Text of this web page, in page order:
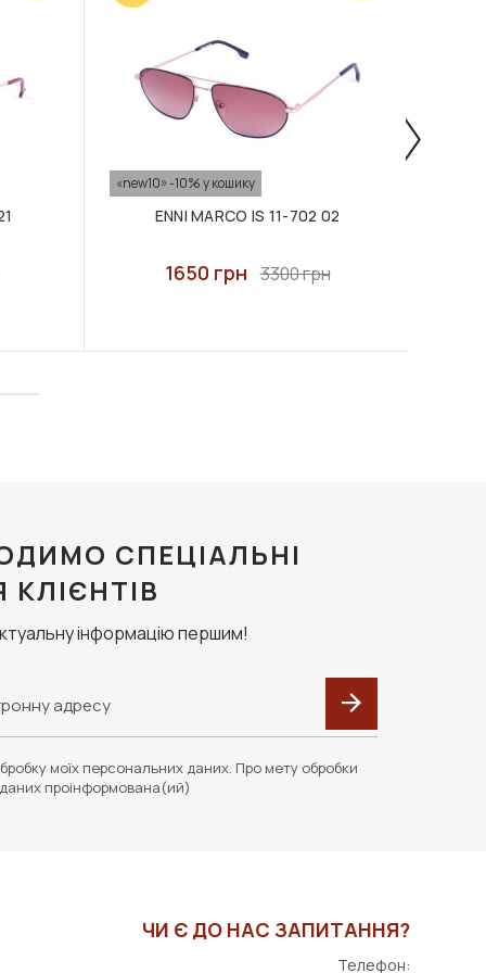
«new10» -10% у кошику
ENNI MARCO IS 11-702 02
1650 грн 3300 грн
СПЕЦІАЛЬНІ
КЛІЄНТІВ
інформацію першим!
моїх персональних даних. Про мету обробки
проінформована(ий)
ЧИ Є ДО НАС ЗАПИТАННЯ?
Телефон: